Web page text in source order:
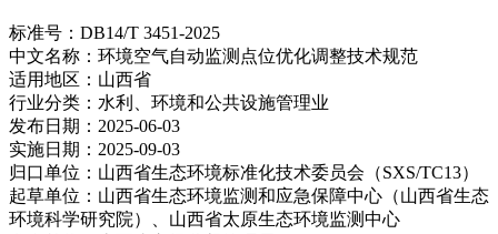
标准号： DB14/T 3451-2025
中文名称： 环境空气自动监测点位优化调整技术规范
适用地区： 山西省
行业分类： 水利、环境和公共设施管理业
发布日期： 2025-06-03
实施日期： 2025-09-03
归口单位： 山西省生态环境标准化技术委员会（SXS/TC13）
起草单位： 山西省生态环境监测和应急保障中心（山西省生态
环境科学研究院）、山西省太原生态环境监测中心